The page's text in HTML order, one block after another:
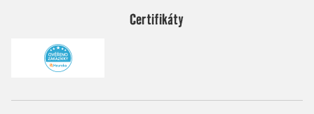
Certifikáty